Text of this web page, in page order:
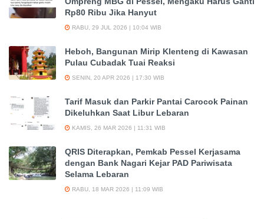
Rp80 Ribu Jika Hanyut
RABU, 29 JUL 2026 | 10:04 WIB
Heboh, Bangunan Mirip Klenteng di Kawasan
Pulau Cubadak Tuai Reaksi
SENIN, 20 APR 2026 | 17:30 WIB
Tarif Masuk dan Parkir Pantai Carocok Painan
Dikeluhkan Saat Libur Lebaran
KAMIS, 26 MAR 2026 | 11:31 WIB
QRIS Diterapkan, Pemkab Pessel Kerjasama
dengan Bank Nagari Kejar PAD Pariwisata
Selama Lebaran
RABU, 18 MAR 2026 | 11:09 WIB